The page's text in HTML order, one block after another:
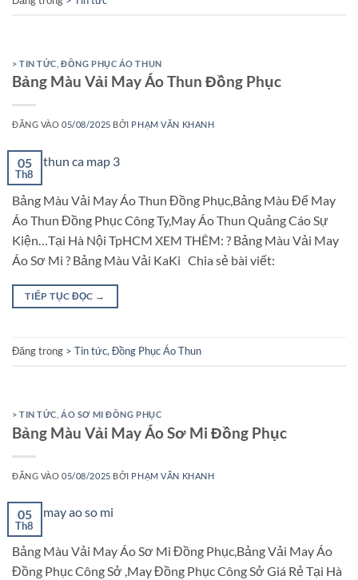
> TIN TỨC ,ĐỒNG PHỤC ÁO THUN
Bảng Màu Vải May Áo Thun Đồng Phục
ĐĂNG VÀO05/08/2025 BỞI PHẠM VĂN KHANH
05
Th8
Bảng Màu Vải May Áo Thun Đồng Phục,Bảng Màu Để May
Áo Thun Đồng Phục Công Ty,May Áo Thun Quảng Cáo Sự
Kiện…Tại Hà Nội TpHCM XEM THÊM: ? Bảng Màu Vải May
Áo Sơ Mi ? Bảng Màu Vải KaKi Chia sẻ bài viết:
TIẾP TỤC ĐỌC →
Đăng trong > Tin tức,Đồng Phục Áo Thun
> TIN TỨC ,ÁO SƠ MI ĐỒNG PHỤC
Bảng Màu Vải May Áo Sơ Mi Đồng Phục
ĐĂNG VÀO05/08/2025 BỞI PHẠM VĂN KHANH
05
Th8
Bảng Màu Vải May Áo Sơ Mi Đồng Phục,Bảng Vải May Áo
Đồng Phục Công Sở ,May Đồng Phục Công Sở Giá Rẻ Tại Hà